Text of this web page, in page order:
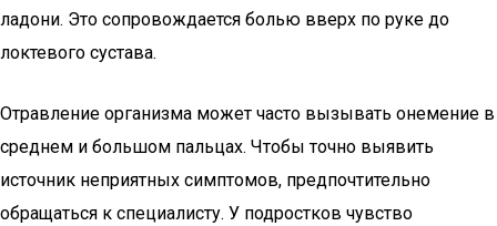
ладони. Это сопровождается болью вверх по руке до
локтевого сустава.
Отравление организма может часто вызывать онемение в
среднем и большом пальцах. Чтобы точно выявить
источник неприятных симптомов, предпочтительно
обращаться к специалисту. У подростков чувство